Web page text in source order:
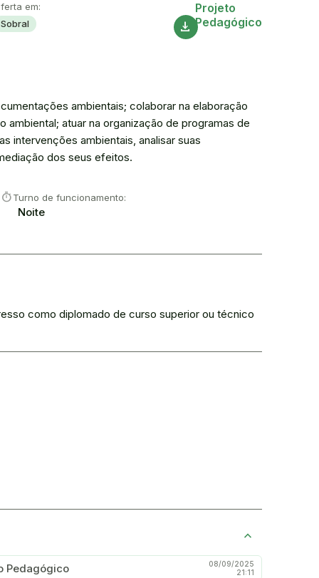
em:
Sobral
download
Projeto
Pedagógico
ambientais; colaborar na elaboração
atuar na organização de programas de
intervenções ambientais, analisar suas
dos seus efeitos.
timerTurno de funcionamento:
Noite
como diplomado de curso superior ou técnico
Pedagógico
08/09/2025
21:11